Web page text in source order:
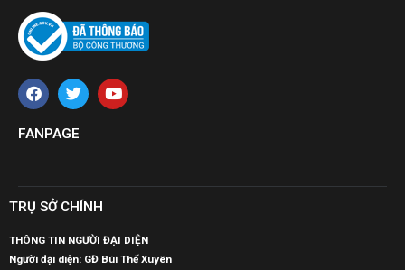
FANPAGE
TRỤ SỞ CHÍNH
THÔNG TIN NGƯỜI ĐẠI DIỆN
Người đại diện: GĐ Bùi Thế Xuyên